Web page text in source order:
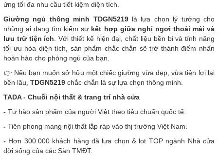
ứng tối đa nhu cầu tiết kiệm diện tích.
Giường ngủ thông minh TDGN5219là lựa chọn lý tưởng cho
những ai đang tìm kiếm sự kết hợp giữa nghỉ ngơi thoải mái và
lưu trữ tiện ích . Với thiết kế hiện đại, chất liệu bền bỉ và tính năng
tối ưu hóa diện tích, sản phẩm chắc chắn sẽ trở thành điểm nhấn
hoàn hảo cho phòng ngủ của bạn.
👉 Nếu bạn muốn sở hữu một chiếc giường vừa đẹp, vừa tiện lợi lại
bền lâu, TDGN5219 chắc chắn là sự lựa chọn thông minh.
TADA - Chuỗi nội thất & trang trí nhà cửa
- Tự hào sản phẩm của người Việt theo tiêu chuẩn quốc tế.
- Tiên phong mang nội thất lắp ráp vào thị trường Việt Nam.
- Hơn 300.000 khách hàng đã lựa chọn & lọt TOP ngành Nhà cửa
đời sống của các Sàn TMĐT.